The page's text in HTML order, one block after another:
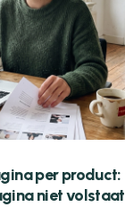
per product:
niet volstaat